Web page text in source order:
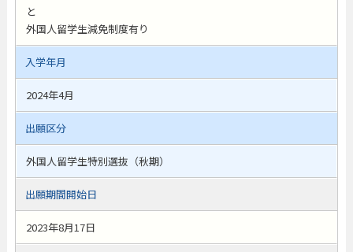
と
外国人留学生減免制度有り
入学年月
2024年4月
出願区分
外国人留学生特別選抜（秋期）
出願期間開始日
2023年8月17日